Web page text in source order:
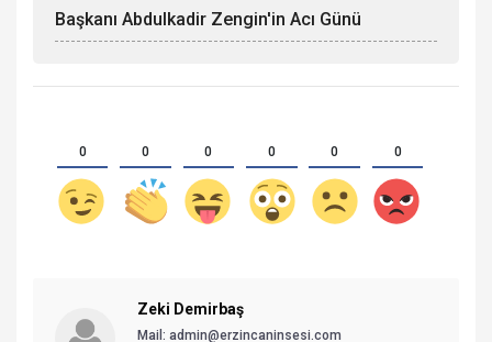
Başkanı Abdulkadir Zengin'in Acı Günü
0 0 0 0 0 0
Zeki Demirbaş
Mail: admin@erzincaninsesi.com